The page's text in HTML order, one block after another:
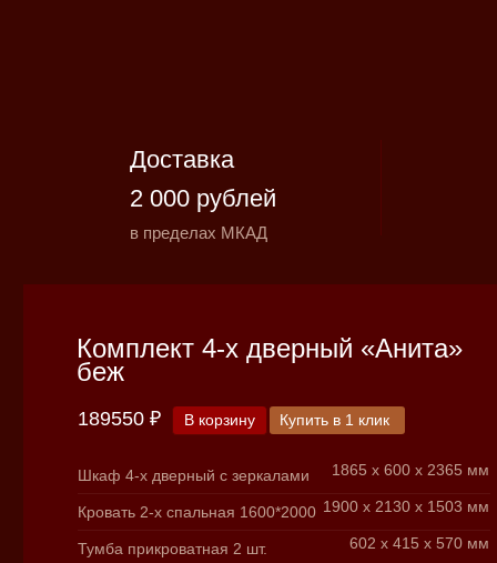
Доставка
2 000 рублей
в пределах МКАД
Комплект 4-x дверный «Анита»
беж
189550 ₽ В корзину Купить в 1 клик
Шкаф 4-x дверный с зеркалами 1865 х 600 х 2365 мм
Кровать 2-х спальная 1600*2000 1900 х 2130 х 1503 мм
Тумба прикроватная 2 шт. 602 х 415 х 570 мм